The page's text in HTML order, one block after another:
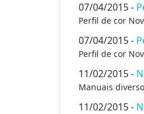
07/04/2015 -
Perfil de cor
07/04/2015 -
Perfil de cor
11/02/2015 -
Manuais
11/02/2015 -